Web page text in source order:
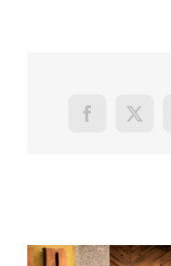
Facebook
X